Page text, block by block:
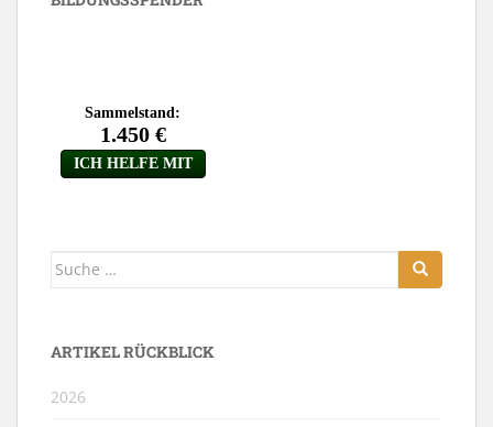
Suche
ARTIKEL RÜCKBLICK
2026